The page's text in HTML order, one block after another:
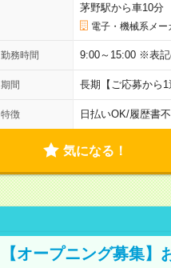
茅野駅から車10分
電子・機械系メー
勤務時間 9:00～15:00 ※表記
期間 長期【ご応募から
特徴 日払いOK/履歴書
気になる！
【オープニング募集